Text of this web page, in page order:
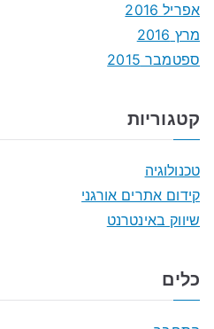
אפריל 2016
מרץ 2016
ספטמבר 2015
קטגוריות
טכנולוגיה
קידום אתרים אורגני
שיווק באינטרנט
כלים